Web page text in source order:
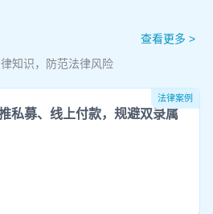
查看更多 >
知识，防范法律风险
法律案例
私募、线上付款，规避双录属